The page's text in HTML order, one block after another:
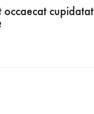
occaecat cupidatat